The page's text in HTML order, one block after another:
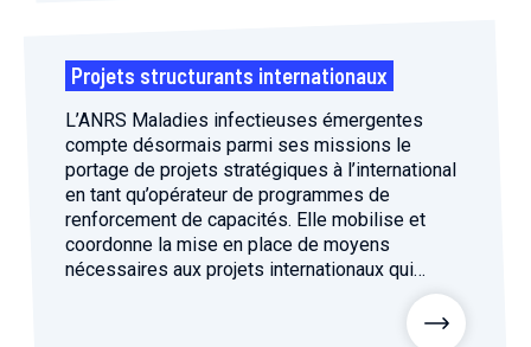
Projets structurants internationaux
L’ANRS Maladies infectieuses émergentes
compte désormais parmi ses missions le
portage de projets stratégiques à l’international
en tant qu’opérateur de programmes de
renforcement de capacités. Elle mobilise et
coordonne la mise en place de moyens
nécessaires aux projets internationaux qui